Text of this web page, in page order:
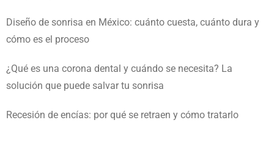
Diseño de sonrisa en México: cuánto cuesta, cuánto dura y
cómo es el proceso
¿Qué es una corona dental y cuándo se necesita? La
solución que puede salvar tu sonrisa
Recesión de encías: por qué se retraen y cómo tratarlo